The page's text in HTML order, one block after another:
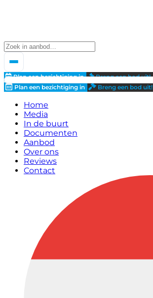
Plan een bezichtiging in Breng een bod uit!
Plan een bezichtiging in
Breng een bod uit!
Home
Media
In de buurt
Documenten
Aanbod
Over ons
Reviews
Contact